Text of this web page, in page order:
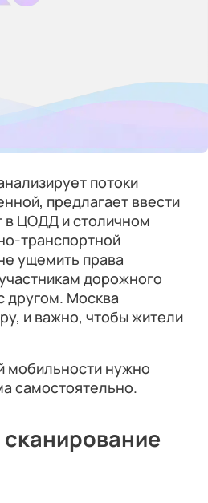
потоки
предлагает ввести
ЦОДД и столичном
транспортной
ущемить права
дорожного
другом. Москва
и важно, чтобы жители
мобильности нужно
самостоятельно.